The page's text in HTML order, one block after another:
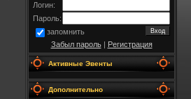
Логин:
Пароль:
запомнить
Забыл пароль| Регистрация
Активные Эвенты
Дополнительно